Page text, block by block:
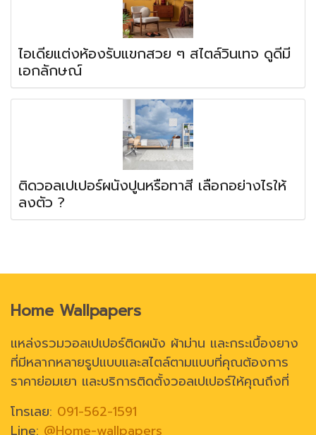
ไอเดียแต่งห้องรับแขกสวย ๆ สไตล์วินเทจ ดูดีมี
เอกลักษณ์
ติดวอลเปเปอร์ผนังปูนหรือทาสี เลือกอย่างไรให้
ลงตัว ?
Home Wallpapers
แหล่งรวมวอลเปเปอร์ติดผนัง ผ้าม่าน และกระเบื้องยาง
ที่มีหลากหลายรูปแบบและสไตล์ตามแบบที่คุณต้องการ
ราคาย่อมเยา และบริการติดตั้งวอลเปเปอร์ให้คุณถึงที่
โทรเลย: 091-562-1591
Line: @Home-wallpapers